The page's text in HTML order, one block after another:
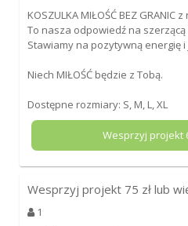
KOSZULKA MIŁOŚĆ BEZ
To nasza odpowiedź na
Stawiamy na pozytywną energię
Niech MIŁOŚĆ będzie z Tobą.
Dostępne rozmiary: S, M, L, XL
Wesprzyj projekt
Wesprzyj projekt 75 zł lub
1